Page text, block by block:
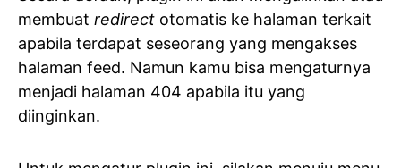
membuat redirect otomatis ke halaman terkait
apabila terdapat seseorang yang mengakses
halaman feed. Namun kamu bisa mengaturnya
menjadi halaman 404 apabila itu yang
diinginkan.